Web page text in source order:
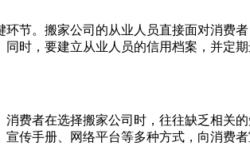
节。搬家公司的从业人员直接面对消费
时，要建立从业人员的信用档案，并定
费者在选择搬家公司时，往往缺乏相关
传手册、网络平台等多种方式，向消费